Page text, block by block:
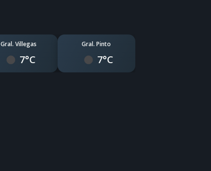
Gral. Villegas
7°C
Gral. Pinto
7°C